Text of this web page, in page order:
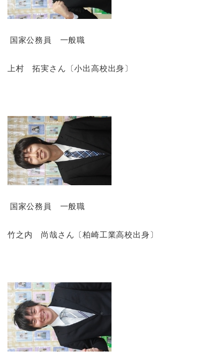
国家公務員 一般職
上村 拓実さん〔小出高校出身〕
国家公務員 一般職
竹之内 尚哉さん〔柏崎工業高校出身〕